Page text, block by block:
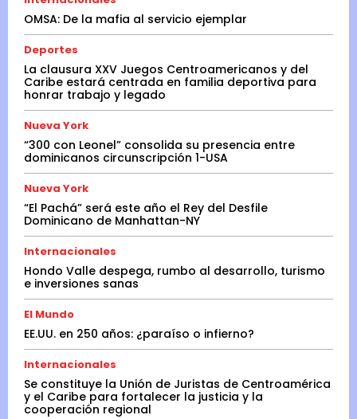
OMSA: De la mafia al servicio ejemplar
Deportes
La clausura XXV Juegos Centroamericanos y del
Caribe estará centrada en familia deportiva para
honrar trabajo y legado
Nueva York
“300 con Leonel” consolida su presencia entre
dominicanos circunscripción 1-USA
Nueva York
“El Pachá” será este año el Rey del Desfile
Dominicano de Manhattan-NY
Internacionales
Hondo Valle despega, rumbo al desarrollo, turismo
e inversiones sanas
El Mundo
EE.UU. en 250 años: ¿paraíso o infierno?
Internacionales
Se constituye la Unión de Juristas de Centroamérica
y el Caribe para fortalecer la justicia y la
cooperación regional